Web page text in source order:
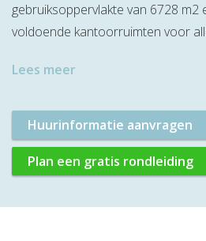
gebruiksoppervlakte van 6728
voldoende kantoorruimten voor
Lees meer
Huurinformatie aanvragen
Plan een gratis rondleiding